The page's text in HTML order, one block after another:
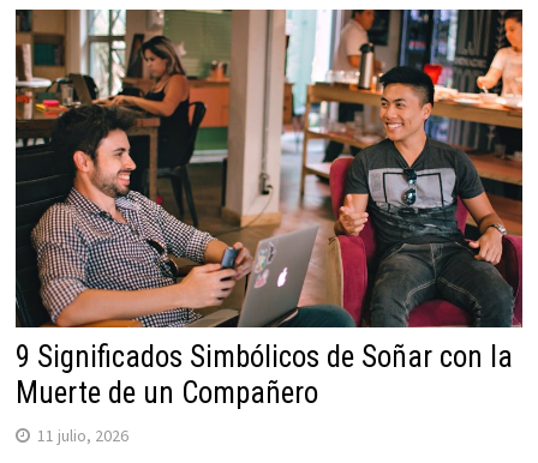
9 Significados Simbólicos de Soñar con la
Muerte de un Compañero
11 julio, 2026